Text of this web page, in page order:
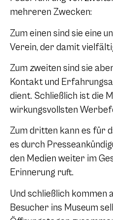
mehreren Zwecken:
Zum einen sind sie eine
Verein, der damit
Zum zweiten sind sie
Kontakt und
dient. Schließlich ist die
wirkungsvollsten
Zum dritten kann es für
es durch
den Medien weiter im
Erinnerung ruft.
Und schließlich kommen
Besucher ins Museum